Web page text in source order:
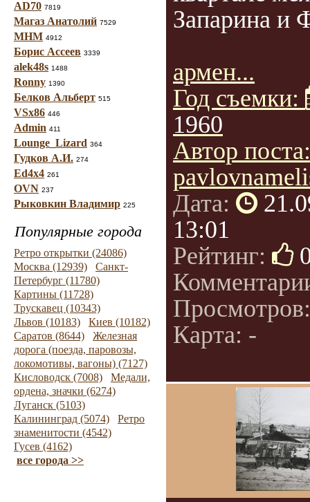
AD70 7819
Магаз Анатолий 7529
МНМ 4912
Борис Ассеев 3339
alek48s 1488
Ronny 1390
Белков Альберт 515
VSx86 446
Admin 411
Lounge_Lizard 364
Гудков А.И. 274
Ed4x4 261
OVN 237
Рыковкин Владимир 225
Популярные города
Ретро открытки (24086)
Москва (12939)
Санкт-
Петербург (11780)
Картины (11728)
Трускавец (10343)
Львов (10183)
Киев (10182)
Саратов (8644)
Железная
дорога (поезда, паровозы,
локомотивы, вагоны) (7127)
Кисловодск (7008)
Медали,
ордена, значки (6274)
Луганск (5103)
Калининград (5074)
Ретро
знаменитости (4542)
Гусев (4162)
все города >>
Запарина и
армен...
Год съемки:
1960
Автор
Дата:
13:01
Рейтинг:
Карта: -